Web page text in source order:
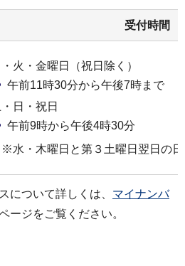
受付時間
・火・金曜日（祝日除く）
午前11時30分から午後7時まで
日・祝日
午前9時から午後4時30分
※水・木曜日と第３土曜日翌日の
について詳しくは、 マイナンバ
ージをご覧ください。